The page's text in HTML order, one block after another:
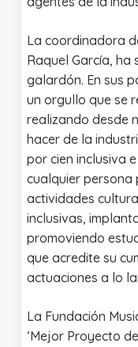
La coordinadora
Raquel García,
galardón. En sus
un orgullo que se
realizando desde
hacer de la
por cien inclusiva
cualquier persona
actividades
inclusivas,
promoviendo
que acredite su
actuaciones a lo
La Fundación
‘Mejor Proyecto